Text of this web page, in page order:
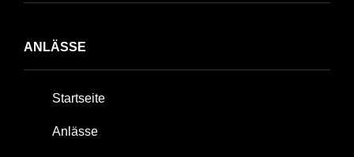
ANLÄSSE
Startseite
Anlässe